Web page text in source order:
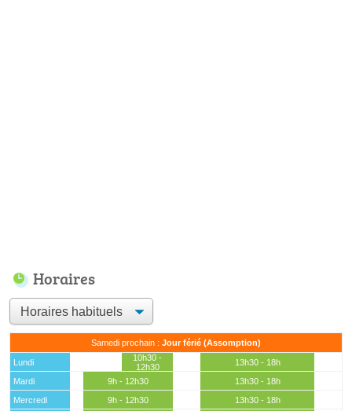
Horaires
Samedi prochain : Jour férié (Assomption)
Lundi
10h30 -
12h30
13h30 - 18h
Mardi
9h - 12h30
13h30 - 18h
Mercredi
9h - 12h30
13h30 - 18h